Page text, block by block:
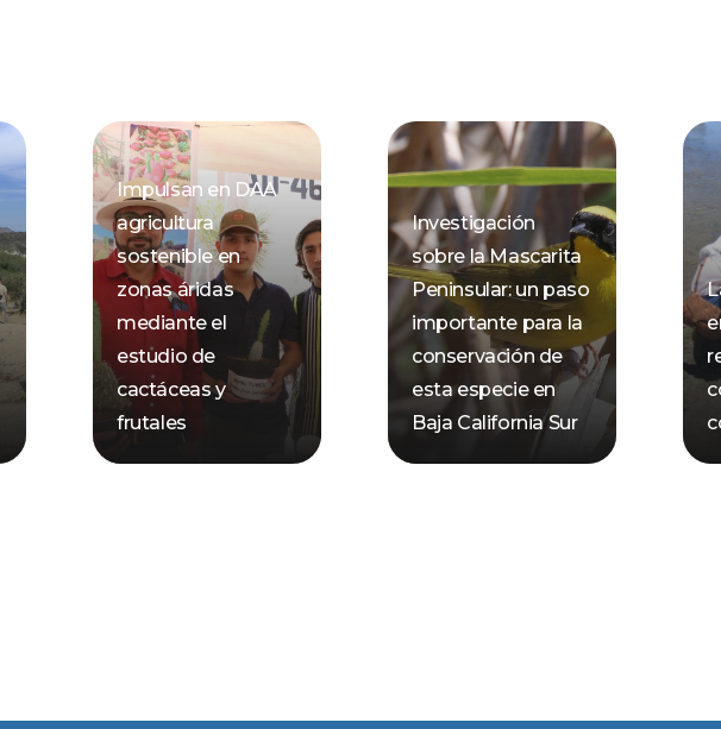
Impulsan en DAA
agricultura
sostenible en
zonas áridas
mediante el
estudio de
cactáceas y
frutales
Investigación
sobre la Mascarita
Peninsular: un paso
importante para la
conservación de
esta especie en
Baja California Sur